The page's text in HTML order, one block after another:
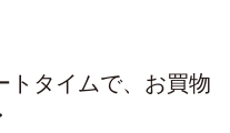
トタイムで、お買物